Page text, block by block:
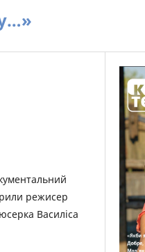
режисер
Василіса